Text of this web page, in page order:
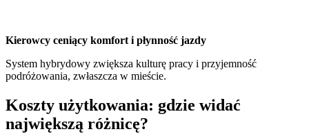
Kierowcy ceniący komfort i płynność jazdy
System hybrydowy zwiększa kulturę pracy i przyjemność
podróżowania, zwłaszcza w mieście.
Koszty użytkowania: gdzie widać
największą różnicę?